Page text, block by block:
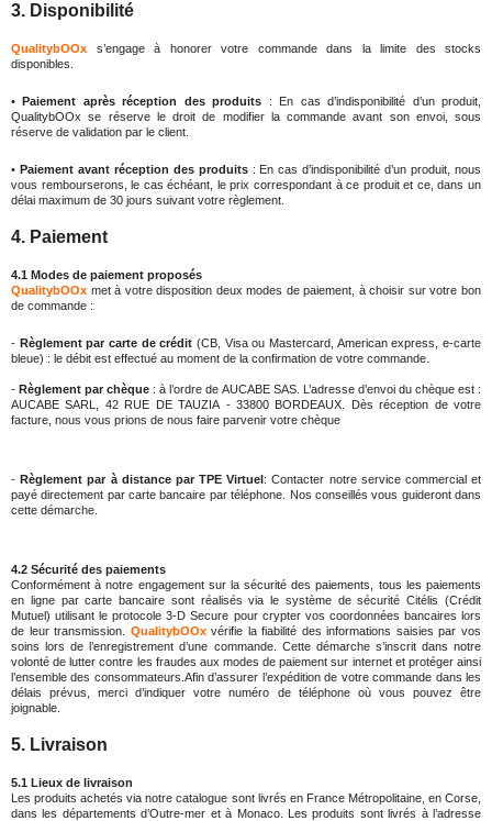
3. Disponibilité
QualitybOOx s’engage à honorer votre commande dans la limite des stocks
disponibles.
•Paiement après réception des produits : En cas d’indisponibilité d’un produit,
QualitybOOx se réserve le droit de modifier la commande avant son envoi, sous
réserve de validation par le client.
• Paiement avant réception des produits: En cas d’indisponibilité d’un produit, nous
vous rembourserons, le cas échéant, le prix correspondant à ce produit et ce, dans un
délai maximum de 30 jours suivant votre règlement.
4. Paiement
4.1 Modes de paiement proposés
QualitybOOx met à votre disposition deux modes de paiement, à choisir sur votre bon
de commande :
- Règlement par carte de crédit (CB, Visa ou Mastercard, American express, e-carte
bleue) : le débit est effectué au moment de la confirmation de votre commande.
-Règlement par chèque : à l’ordre de AUCABE SAS. L’adresse d’envoi du chèque est :
AUCABE SARL, 42 RUE DE TAUZIA - 33800 BORDEAUX . Dès réception de votre
facture, nous vous prions de nous faire parvenir votre chèque
-Règlement par à distance par TPE Virtuel: Contacter notre service commercial et
payé directement par carte bancaire par téléphone. Nos conseillés vous guideront dans
cette démarche.
4.2 Sécurité des paiements
Conformément à notre engagement sur la sécurité des paiements, tous les paiements
en ligne par carte bancaire sont réalisés via le système de sécurité Citélis (Crédit
Mutuel) utilisant le protocole 3-D Secure pour crypter vos coordonnées bancaires lors
de leur transmission. QualitybOOxvérifie la fiabilité des informations saisies par vos
soins lors de l’enregistrement d’une commande. Cette démarche s’inscrit dans notre
volonté de lutter contre les fraudes aux modes de paiement sur internet et protéger ainsi
l’ensemble des consommateurs.Afin d’assurer l’expédition de votre commande dans les
délais prévus, merci d’indiquer votre numéro de téléphone où vous pouvez être
joignable.
5. Livraison
5.1 Lieux de livraison
Les produits achetés via notre catalogue sont livrés en France Métropolitaine, en Corse,
dans les départements d’Outre-mer et à Monaco. Les produits sont livrés à l’adresse